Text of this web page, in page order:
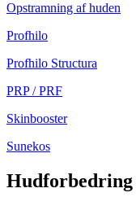
Opstramning af huden
Profhilo
Profhilo Structura
PRP / PRF
Skinbooster
Sunekos
Hudforbedring